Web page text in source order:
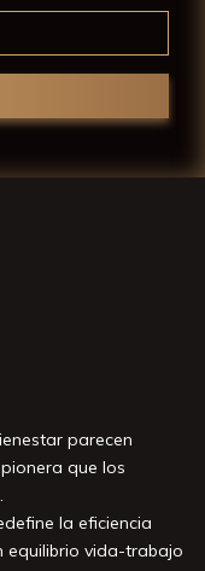
parecen
que los
la eficiencia
equilibrio vida-trabajo